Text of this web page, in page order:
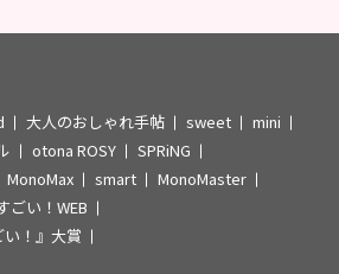
大人のおしゃれ手帖 sweet
mini
otona ROSY
SPRiNG
MonoMax smart
MonoMaster
ごい！WEB
い！』大賞